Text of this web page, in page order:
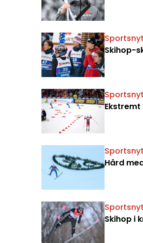
Sportsnyt
Skihop-
Sportsnyt
Sportsnyt
Hård
Sportsnyt
Skihop i